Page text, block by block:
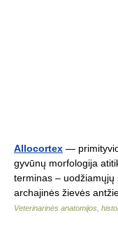
Allocortex —
gyvūnų morfologija
terminas –
archajinės žievės
Veterinarinės anatomijos,